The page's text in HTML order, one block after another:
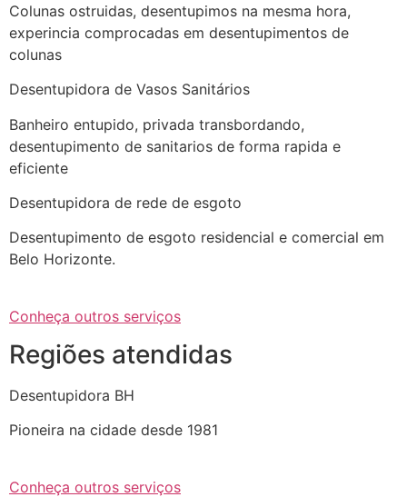
Colunas ostruidas, desentupimos na mesma hora,
experincia comprocadas em desentupimentos de
colunas
Desentupidora de Vasos Sanitários
Banheiro entupido, privada transbordando,
desentupimento de sanitarios de forma rapida e
eficiente
Desentupidora de rede de esgoto
Desentupimento de esgoto residencial e comercial em
Belo Horizonte.
Conheça outros serviços
Regiões atendidas
Desentupidora BH
Pioneira na cidade desde 1981
Conheça outros serviços